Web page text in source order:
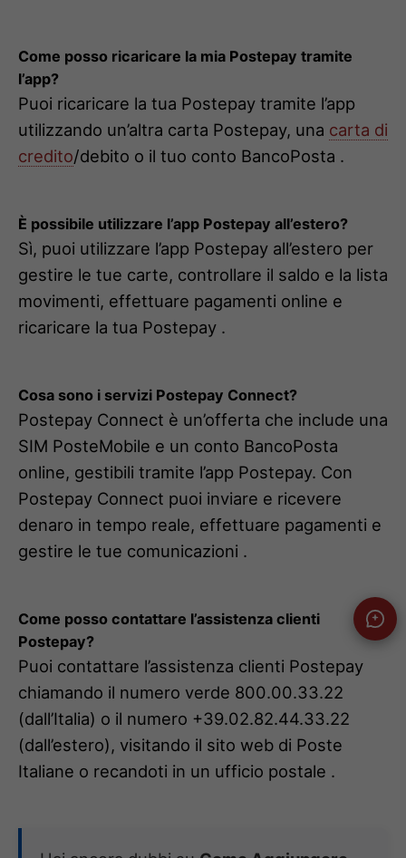
Come posso ricaricare la mia Postepay tramite
l’app?
Puoi ricaricare la tua Postepay tramite l’app
utilizzando un’altra carta Postepay, una carta di
credito/debito o il tuo conto BancoPosta .
È possibile utilizzare l’app Postepay all’estero?
Sì, puoi utilizzare l’app Postepay all’estero per
gestire le tue carte, controllare il saldo e la lista
movimenti, effettuare pagamenti online e
ricaricare la tua Postepay .
Cosa sono i servizi Postepay Connect?
Postepay Connect è un’offerta che include una
SIM PosteMobile e un conto BancoPosta
online, gestibili tramite l’app Postepay. Con
Postepay Connect puoi inviare e ricevere
denaro in tempo reale, effettuare pagamenti e
gestire le tue comunicazioni .
Come posso contattare l’assistenza clienti
Postepay?
Puoi contattare l’assistenza clienti Postepay
chiamando il numero verde 800.00.33.22
(dall’Italia) o il numero +39.02.82.44.33.22
(dall’estero), visitando il sito web di Poste
Italiane o recandoti in un ufficio postale .